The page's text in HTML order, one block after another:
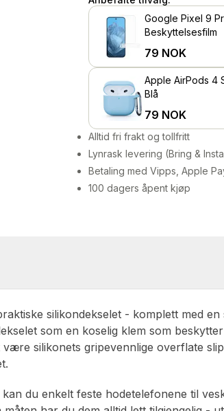
Google Pixel 9
Beskyttelsesfilm
79 NOK
Apple AirPods 4
Blå
79 NOK
Alltid fri frakt og tollfritt
Lynrask levering (Bring &
Betaling med Vipps, Apple
100 dagers åpent kjøp
silikondekselet - komplett med
som en koselig klem som
være silikonets gripevennlige overflate
du enkelt feste hodetelefonene til